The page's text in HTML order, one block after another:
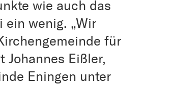
wie auch das
wenig. „Wir
für
Johannes Eißler,
Eningen unter